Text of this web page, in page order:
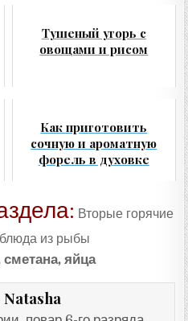
Тушеный угорь с
овощами и рисом
Как приготовить
сочную и ароматную
форель в духовке
Вторые горячие
из рыбы
сметана,яйца
Natasha